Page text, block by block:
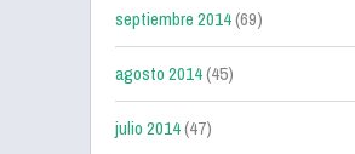
septiembre 2014(69)
agosto 2014(45)
julio 2014(47)